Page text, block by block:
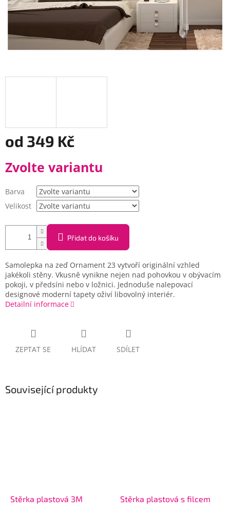
od 349 Kč
cena:
Zvolte variantu
Barva
Velikost
Přidat do košíku
Samolepka na zeď Ornament 23 vytvoří originální vzhled
jakékoli stěny. Vkusně vynikne nejen nad pohovkou v obývacím
pokoji, v předsíni nebo v ložnici. Jednoduše nalepovací
designové moderní tapety oživí libovolný interiér.
Detailní informace
ZEPTAT SE HLÍDAT SDÍLET
Související produkty
Stěrka plastová 3M Stěrka plastová s filcem